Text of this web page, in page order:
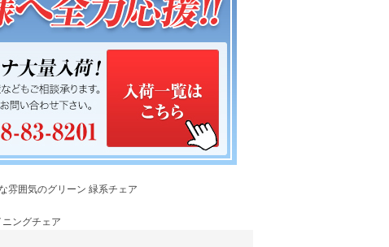
雰囲気のグリーン 緑系チェア
ングチェア